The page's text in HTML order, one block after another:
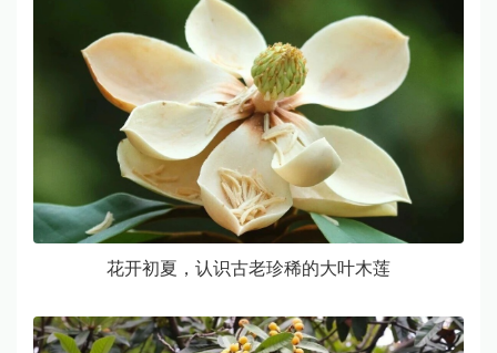
花开初夏，认识古老珍稀的大叶木莲